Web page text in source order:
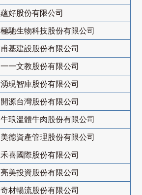
蘊好股份有限公司
極馳生物科技股份有限公司
甫基建設股份有限公司
一一文教股份有限公司
湧現智庫股份有限公司
開源台灣股份有限公司
牛琅溫體牛肉股份有限公司
美德資產管理股份有限公司
禾喜國際股份有限公司
亮美投資股份有限公司
奇材暢流股份有限公司